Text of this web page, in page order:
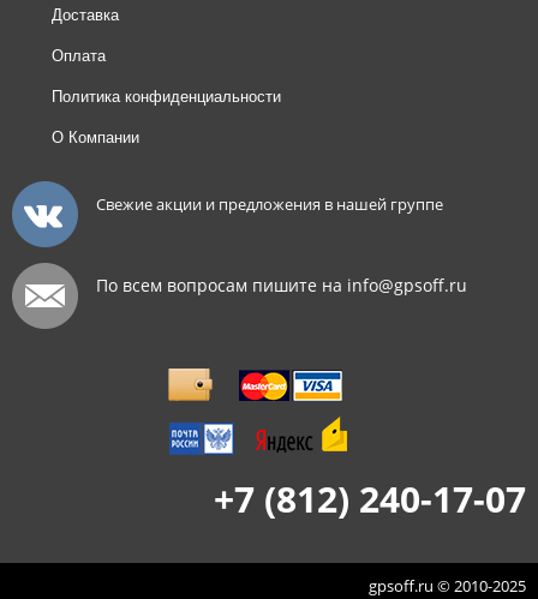
Доставка
Оплата
Политика конфиденциальности
О Компании
Свежие акции и предложения в нашей группе
По всем вопросам пишите на info@gpsoff.ru
+7 (812) 240-17-07
gpsoff.ru © 2010-2025